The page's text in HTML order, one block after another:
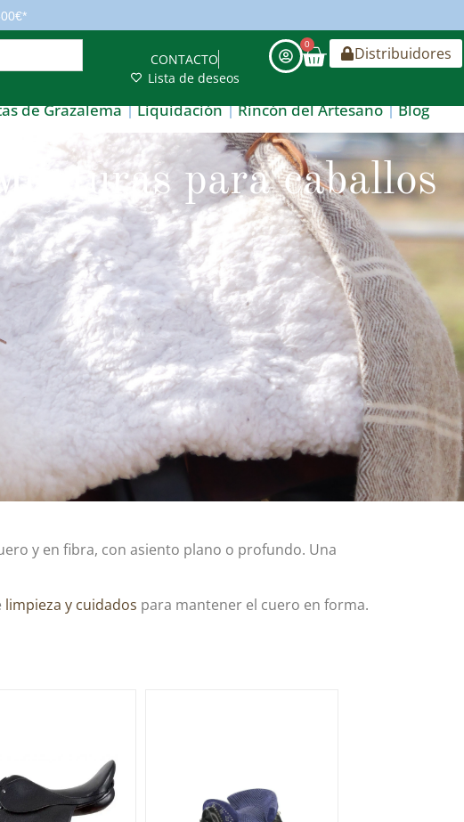
CONTACTO
Lista de deseos
0 Distribuidores
de Grazalema Liquidación Rincón del Artesano Blog
para caballos
y en fibra, con asiento plano o profundo. Una
limpieza y cuidados para mantener el cuero en forma.